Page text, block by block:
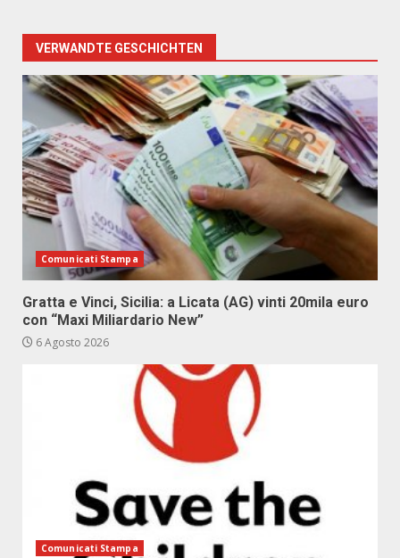
VERWANDTE GESCHICHTEN
Comunicati Stampa
Gratta e Vinci, Sicilia: a Licata (AG) vinti 20mila euro
con “Maxi Miliardario New”
6 Agosto 2026
Comunicati Stampa